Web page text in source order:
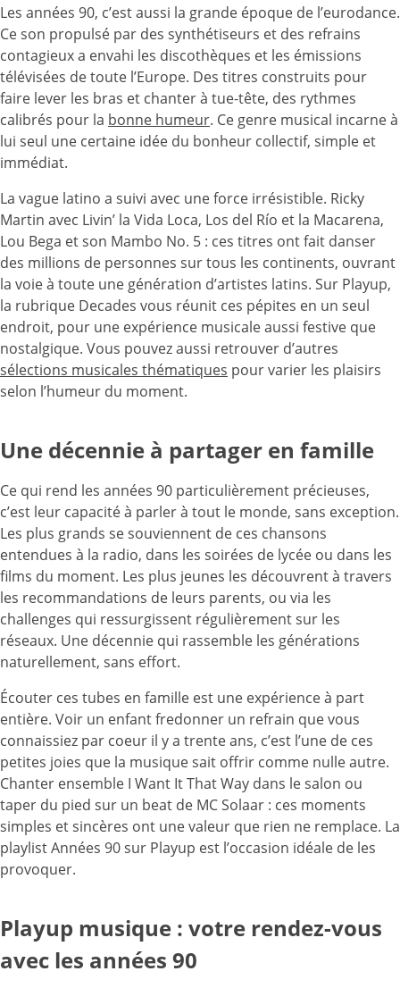
Les années 90, c’est aussi la grande époque de l’eurodance.
Ce son propulsé par des synthétiseurs et des refrains
contagieux a envahi les discothèques et les émissions
télévisées de toute l’Europe. Des titres construits pour
faire lever les bras et chanter à tue-tête, des rythmes
calibrés pour la bonne humeur. Ce genre musical incarne à
lui seul une certaine idée du bonheur collectif, simple et
immédiat.
La vague latino a suivi avec une force irrésistible. Ricky
Martin avec Livin’ la Vida Loca, Los del Río et la Macarena,
Lou Bega et son Mambo No. 5 : ces titres ont fait danser
des millions de personnes sur tous les continents, ouvrant
la voie à toute une génération d’artistes latins. Sur Playup,
la rubrique Decades vous réunit ces pépites en un seul
endroit, pour une expérience musicale aussi festive que
nostalgique. Vous pouvez aussi retrouver d’autres
sélections musicales thématiques pour varier les plaisirs
selon l’humeur du moment.
Une décennie à partager en famille
Ce qui rend les années 90 particulièrement précieuses,
c’est leur capacité à parler à tout le monde, sans exception.
Les plus grands se souviennent de ces chansons
entendues à la radio, dans les soirées de lycée ou dans les
films du moment. Les plus jeunes les découvrent à travers
les recommandations de leurs parents, ou via les
challenges qui ressurgissent régulièrement sur les
réseaux. Une décennie qui rassemble les générations
naturellement, sans effort.
Écouter ces tubes en famille est une expérience à part
entière. Voir un enfant fredonner un refrain que vous
connaissiez par coeur il y a trente ans, c’est l’une de ces
petites joies que la musique sait offrir comme nulle autre.
Chanter ensemble I Want It That Way dans le salon ou
taper du pied sur un beat de MC Solaar : ces moments
simples et sincères ont une valeur que rien ne remplace. La
playlist Années 90 sur Playup est l’occasion idéale de les
provoquer.
Playup musique : votre rendez-vous
avec les années 90